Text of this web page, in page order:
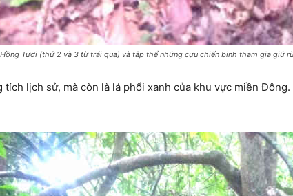
Tươi (thứ 2 và 3 từ trái qua) và tập thể những cựu chiến binh tham gia giữ
lịch sử, mà còn là lá phổi xanh của khu vực miền